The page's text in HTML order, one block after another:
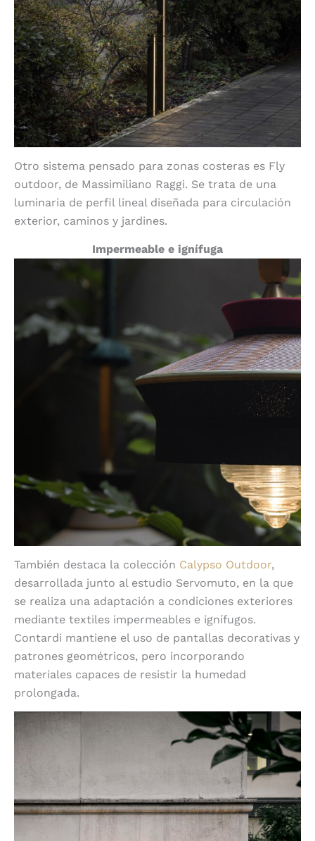
Otro sistema pensado para zonas costeras es Fly
outdoor, de Massimiliano Raggi. Se trata de una
luminaria de perfil lineal diseñada para circulación
exterior, caminos y jardines.
Impermeable e ignífuga
También destaca la colección Calypso Outdoor,
desarrollada junto al estudio Servomuto, en la que
se realiza una adaptación a condiciones exteriores
mediante textiles impermeables e ignífugos.
Contardi mantiene el uso de pantallas decorativas y
patrones geométricos, pero incorporando
materiales capaces de resistir la humedad
prolongada.